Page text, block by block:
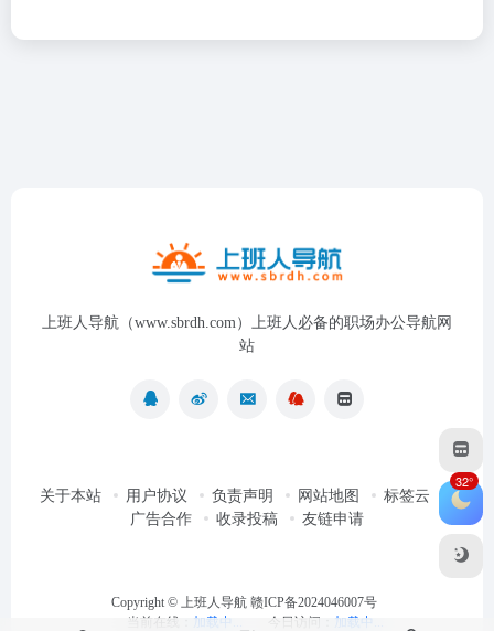
上班人导航（www.sbrdh.com）上班人必备的职场办公导航网
站
关于本站 用户协议 负责声明 网站地图
标签云
广告合作
收录投稿 友链申请
Copyright © 上班人导航 赣ICP备2024046007号
当前在线： 加载中... 今日访问： 加载中...
32°